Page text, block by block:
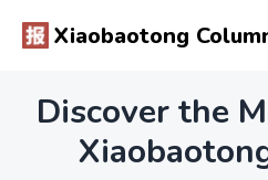
Xiaobaotong
Discover the